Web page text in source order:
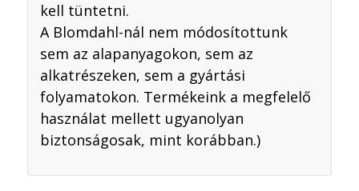
kell tüntetni.
A Blomdahl-nál nem módosítottunk
sem az alapanyagokon, sem az
alkatrészeken, sem a gyártási
folyamatokon. Termékeink a megfelelő
használat mellett ugyanolyan
biztonságosak, mint korábban.)